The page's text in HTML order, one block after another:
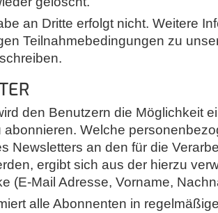
an Dritte erfolgt nicht. Weitere
Teilnahmebedingungen zu
den Benutzern die Möglichkeit
abonnieren. Welche
Newsletters an den für die
ergibt sich aus der hierzu
(E-Mail Adresse, Vorname,
alle Abonnenten in